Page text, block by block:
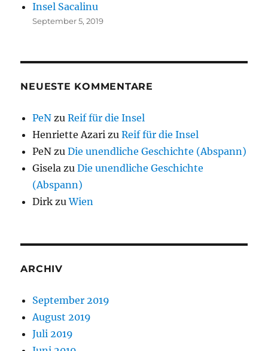
Insel Sacalinu
September 5, 2019
NEUESTE KOMMENTARE
PeN zuReif für die Insel
Henriette Azari zuReif für die Insel
PeN zuDie unendliche Geschichte (Abspann)
Gisela zuDie unendliche Geschichte
(Abspann)
Dirk zuWien
ARCHIV
September 2019
August 2019
Juli 2019